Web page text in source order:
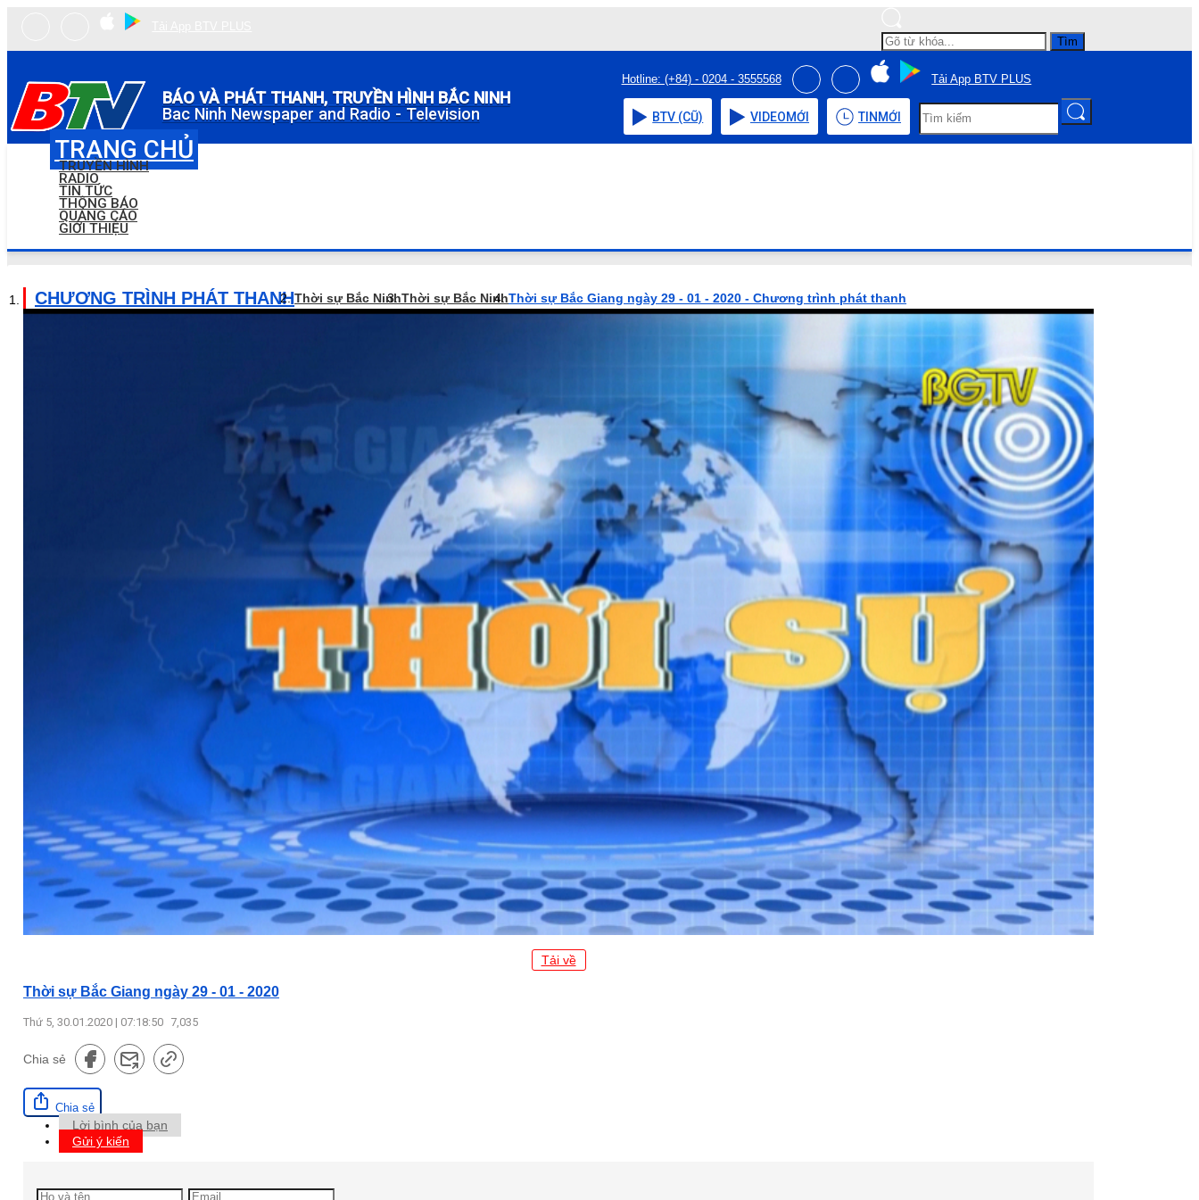
Tìm
BÁO VÀ PHÁT THANH, TRUYỀN HÌNH BẮC NINH
Bac Ninh Newspaper and Radio - Television
Hotline: (+84) - 0204 - 3555568 Tải App BTV PLUS
BTV (CŨ) VIDEOMỚI TIN MỚI
TRANG CHỦ
TRUYỀN HÌNH
RADIO
TIN TỨC
THÔNG BÁO
QUẢNG CÁO
GIỚI THIỆU
CHƯƠNG TRÌNH PHÁT THANHThời sự Bắc NinhThời sự Bắc NinhThời sự Bắc Giang ngày 29 - 01 - 2020 - Chương trình phát thanh
Tải về
Thời sự Bắc Giang ngày 29 - 01 - 2020
Thứ 5, 30.01.2020 | 07:18:50 7,035
Chia sẻ
Chia sẻ
Lời bình của bạn
Gửi ý kiến